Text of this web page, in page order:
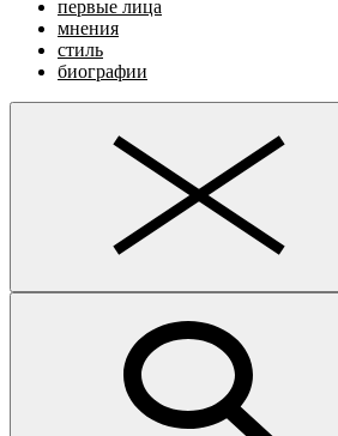
первые лица
мнения
стиль
биографии